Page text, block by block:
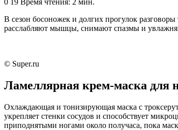
В сезон босоножек и долгих прогулок
расслабляют мышцы, снимают спазмы и
© Super.ru
Ламеллярная крем‑маска для
Охлаждающая и тонизирующая маска с
укрепляет стенки сосудов и способствует
приподнятыми ногами около получаса, пока